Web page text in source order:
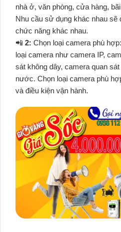
nhà ở, văn phòng, cửa hàng,
Nhu cầu sử dụng khác nhau sẽ
chức năng khác nhau.
📲 2: Chọn loại camera phù
loại camera như camera IP,
sát không dây, camera quan
nước. Chọn loại camera phù
và điều kiện vận hành.